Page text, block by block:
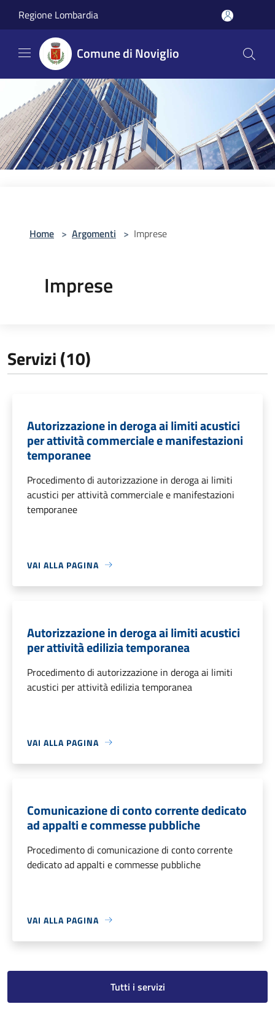
Regione Lombardia
Comune di Noviglio
Home > Argomenti > Imprese
Imprese
Servizi (10)
Autorizzazione in deroga ai limiti acustici
per attività commerciale e manifestazioni
temporanee
Procedimento di autorizzazione in deroga ai limiti
acustici per attività commerciale e manifestazioni
temporanee
VAI ALLA PAGINA
Autorizzazione in deroga ai limiti acustici
per attività edilizia temporanea
Procedimento di autorizzazione in deroga ai limiti
acustici per attività edilizia temporanea
VAI ALLA PAGINA
Comunicazione di conto corrente dedicato
ad appalti e commesse pubbliche
Procedimento di comunicazione di conto corrente
dedicato ad appalti e commesse pubbliche
VAI ALLA PAGINA
Tutti i servizi